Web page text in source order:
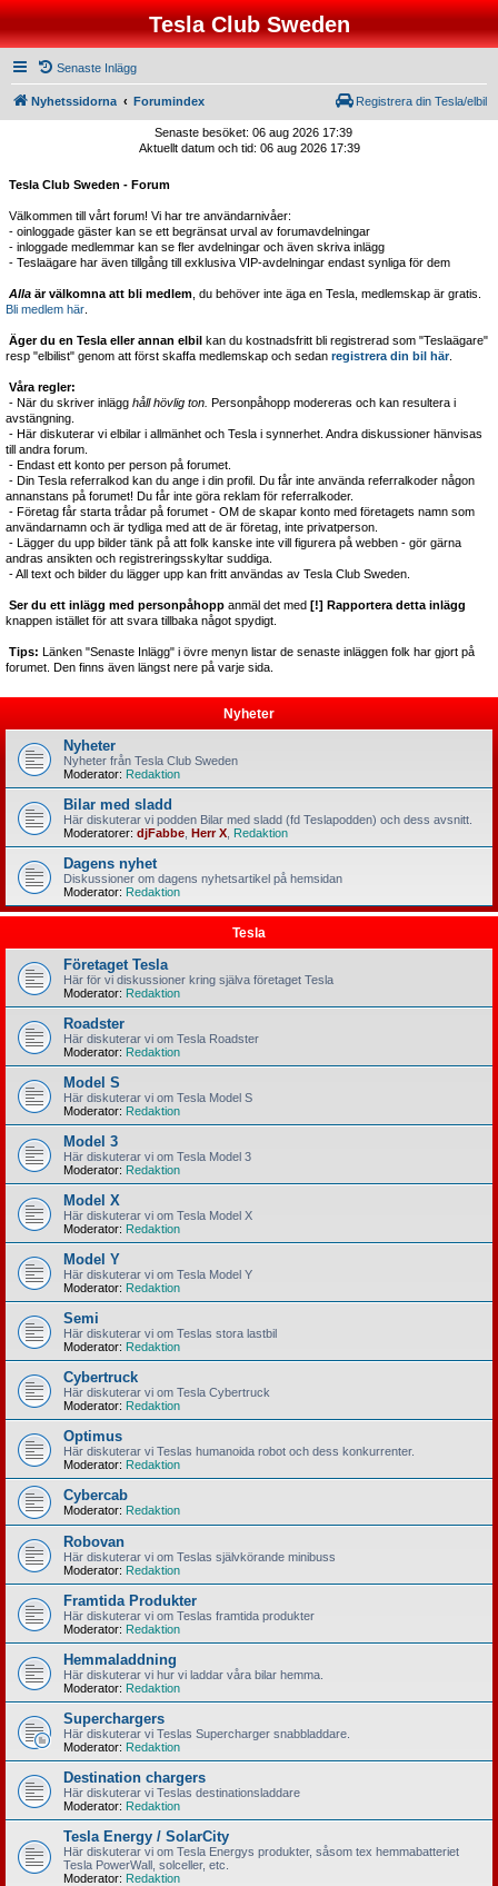
Tesla Club Sweden
Senaste Inlägg
Nyhetssidorna Forumindex Registrera din Tesla/elbil
Senaste besöket: 06 aug 2026 17:39
Aktuellt datum och tid: 06 aug 2026 17:39
Tesla Club Sweden - Forum
Välkommen till vårt forum! Vi har tre användarnivåer:
- oinloggade gäster kan se ett begränsat urval av forumavdelningar
- inloggade medlemmar kan se fler avdelningar och även skriva inlägg
- Teslaägare har även tillgång till exklusiva VIP-avdelningar endast synliga för dem
Alla är välkomna att bli medlem , du behöver inte äga en Tesla, medlemskap är gratis.
Bli medlem här
Äger du en Tesla eller annan elbil kan du kostnadsfritt bli registrerad som "Teslaägare"
resp "elbilist" genom att först skaffa medlemskap och sedan registrera din bil här.
Våra regler:
- När du skriver inlägg håll hövlig ton. Personpåhopp modereras och kan resultera i
avstängning.
- Här diskuterar vi elbilar i allmänhet och Tesla i synnerhet. Andra diskussioner hänvisas
till andra forum.
- Endast ett konto per person på forumet.
- Din Tesla referralkod kan du ange i din profil. Du får inte använda referralkoder någon
annanstans på forumet! Du får inte göra reklam för referralkoder.
- Företag får starta trådar på forumet - OM de skapar konto med företagets namn som
användarnamn och är tydliga med att de är företag, inte privatperson.
- Lägger du upp bilder tänk på att folk kanske inte vill figurera på webben - gör gärna
andras ansikten och registreringsskyltar suddiga.
- All text och bilder du lägger upp kan fritt användas av Tesla Club Sweden.
Ser du ett inlägg med personpåhopp anmäl det med [!] Rapportera detta inlägg
knappen istället för att svara tillbaka något spydigt.
Tips: Länken "Senaste Inlägg" i övre menyn listar de senaste inläggen folk har gjort på
forumet. Den finns även längst nere på varje sida.
Nyheter
Nyheter
Nyheter från Tesla Club Sweden
Moderator: Redaktion
Bilar med sladd
Här diskuterar vi podden Bilar med sladd (fd Teslapodden) och dess avsnitt.
Moderatorer: djFabbe Herr X Redaktion
Dagens nyhet
Diskussioner om dagens nyhetsartikel på hemsidan
Moderator: Redaktion
Tesla
Företaget Tesla
Här för vi diskussioner kring själva företaget Tesla
Moderator: Redaktion
Roadster
Här diskuterar vi om Tesla Roadster
Moderator: Redaktion
Model S
Här diskuterar vi om Tesla Model S
Moderator: Redaktion
Model 3
Här diskuterar vi om Tesla Model 3
Moderator: Redaktion
Model X
Här diskuterar vi om Tesla Model X
Moderator: Redaktion
Model Y
Här diskuterar vi om Tesla Model Y
Moderator: Redaktion
Semi
Här diskuterar vi om Teslas stora lastbil
Moderator: Redaktion
Cybertruck
Här diskuterar vi om Tesla Cybertruck
Moderator: Redaktion
Optimus
Här diskuterar vi Teslas humanoida robot och dess konkurrenter.
Moderator: Redaktion
Cybercab
Moderator: Redaktion
Robovan
Här diskuterar vi om Teslas självkörande minibuss
Moderator: Redaktion
Framtida Produkter
Här diskuterar vi om Teslas framtida produkter
Moderator: Redaktion
Hemmaladdning
Här diskuterar vi hur vi laddar våra bilar hemma.
Moderator: Redaktion
Superchargers
Här diskuterar vi Teslas Supercharger snabbladdare.
Moderator: Redaktion
Destination chargers
Här diskuterar vi Teslas destinationsladdare
Moderator: Redaktion
Tesla Energy / SolarCity
Här diskuterar vi om Tesla Energys produkter, såsom tex hemmabatteriet
Tesla PowerWall, solceller, etc.
Moderator: Redaktion